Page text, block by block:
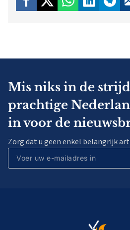
Mis niks in de
prachtige
in voor de
Zorg dat u geen enkel belangrijk